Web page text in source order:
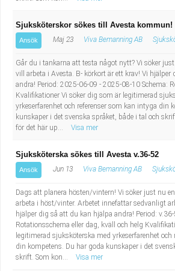
Sjuksköterskor sökes till Avesta kommun!
Ansök Maj 23 Viva Bemanning AB
Går du i tankarna att testa något nytt? Vi söker
vill arbeta i Avesta. B- körkort är ett krav! Vi
andra! Period: 2025-06-09 - 2025-08-10 Schema:
Kvalifikationer Vi söker dig som är legitimerad
yrkeserfarenhet och referenser som kan intyga din
kunskaper i det svenska språket, både i tal och
för det här up...
Visa mer
Sjuksköterska sökes till Avesta v.36-52
Ansök Jun 13 Viva Bemanning AB
Dags att planera hösten/vintern! Vi söker just nu
arbeta i höst/vinter. Arbetet innefattar sedvanligt
hjälper dig så att du kan hjälpa andra! Period: v.36-
Rotationsschema eller dag, kväll och helg
legitimerad sjuksköterska med yrkeserfarenhet
din kompetens. Du har goda kunskaper i det
skrift. Som kon...
Visa mer